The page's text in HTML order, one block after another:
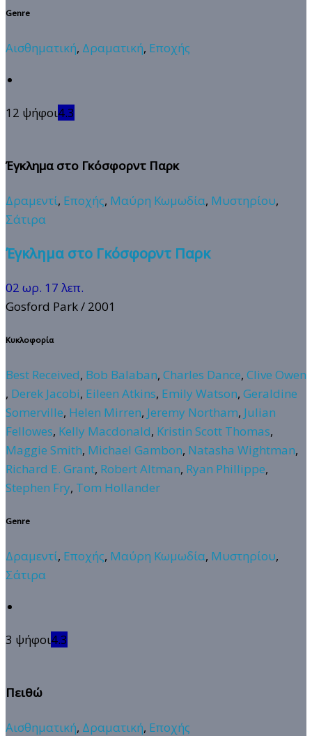
Genre
Αισθηματική, Δραματική, Εποχής
12 ψήφοι4.3
Έγκλημα στο Γκόσφορντ Παρκ
Δραμεντί, Εποχής, Μαύρη Κωμωδία, Μυστηρίου,
Σάτιρα
Έγκλημα στο Γκόσφορντ Παρκ
02 ωρ. 17 λεπ.
Gosford Park/ 2001
Κυκλοφορία
Best Received, Bob Balaban, Charles Dance, Clive Owen
, Derek Jacobi, Eileen Atkins, Emily Watson, Geraldine
Somerville, Helen Mirren, Jeremy Northam, Julian
Fellowes, Kelly Macdonald, Kristin Scott Thomas,
Maggie Smith, Michael Gambon, Natasha Wightman,
Richard E. Grant, Robert Altman, Ryan Phillippe,
Stephen Fry, Tom Hollander
Genre
Δραμεντί, Εποχής, Μαύρη Κωμωδία, Μυστηρίου,
Σάτιρα
3 ψήφοι4.3
Πειθώ
Αισθηματική, Δραματική, Εποχής